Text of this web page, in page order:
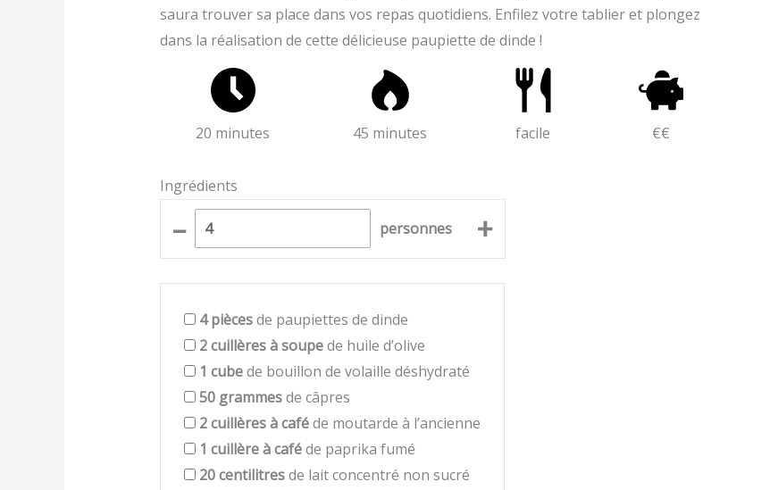
saura trouver sa place dans vos repas quotidiens. Enfilez votre tablier et plongez
dans la réalisation de cette délicieuse paupiette de dinde !
20 minutes 45 minutes facile €€
Ingrédients
– personnes +
4 piècesde paupiettes de dinde
2cuillères à soupede huile d’olive
1 cubede bouillon de volaille déshydraté
50 grammesde câpres
2cuillères à caféde moutarde à l’ancienne
1 cuillère à caféde paprika fumé
20centilitresde lait concentré non sucré